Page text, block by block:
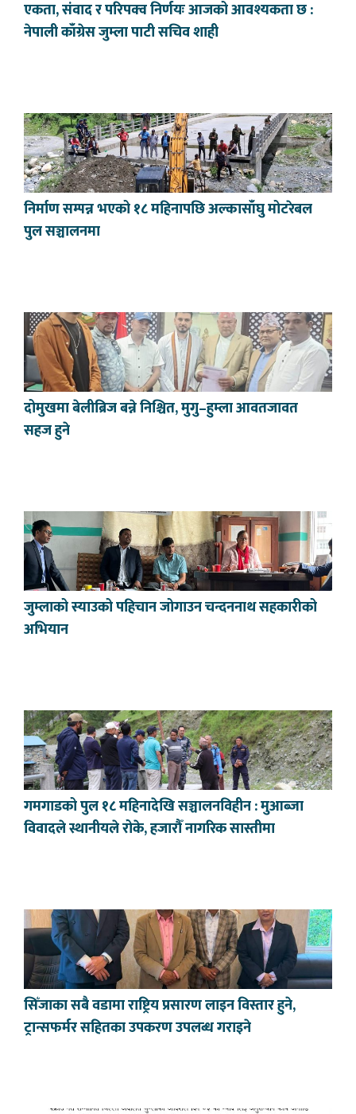
एकता, संवाद र परिपक्व निर्णयः आजको आवश्यकता छ :
नेपाली काँग्रेस जुम्ला पाटी सचिव शाही
निर्माण सम्पन्न भएको १८ महिनापछि अल्कासाँघु मोटरेबल
पुल सञ्चालनमा
दोमुखमा बेलीब्रिज बन्ने निश्चित, मुगु–हुम्ला आवतजावत
सहज हुने
जुम्लाको स्याउको पहिचान जोगाउन चन्दननाथ सहकारीको
अभियान
गमगाडको पुल १८ महिनादेखि सञ्चालनविहीन : मुआब्जा
विवादले स्थानीयले रोके, हजारौँ नागरिक सास्तीमा
सिँजाका सबै वडामा राष्ट्रिय प्रसारण लाइन विस्तार हुने,
ट्रान्सफर्मर सहितका उपकरण उपलब्ध गराइने